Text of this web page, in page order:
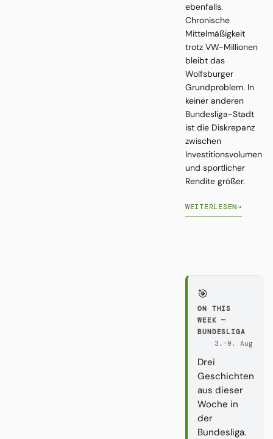
ebenfalls.
Chronische
Mittelmäßigkeit
trotz VW-Millionen
bleibt das
Wolfsburger
Grundproblem. In
keiner anderen
Bundesliga-Stadt
ist die Diskrepanz
zwischen
Investitionsvolumen
und sportlicher
Rendite größer.
WEITERLESEN→
🎯
ON THIS
WEEK —
BUNDESLIGA
3.–9. Aug
Drei
Geschichten
aus dieser
Woche in
der
Bundesliga.